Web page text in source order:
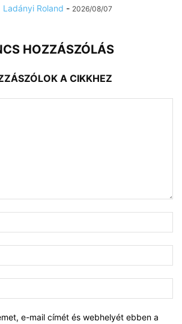
Ladányi Roland - 2026/08/07
HOZZÁSZÓLÁS
A CIKKHEZ
e-mail címét és webhelyét ebben a